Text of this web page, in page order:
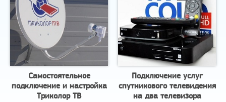
Самостоятельное
подключение и настройка
Триколор ТВ
Подключение услуг
спутникового телевидения
на два телевизора